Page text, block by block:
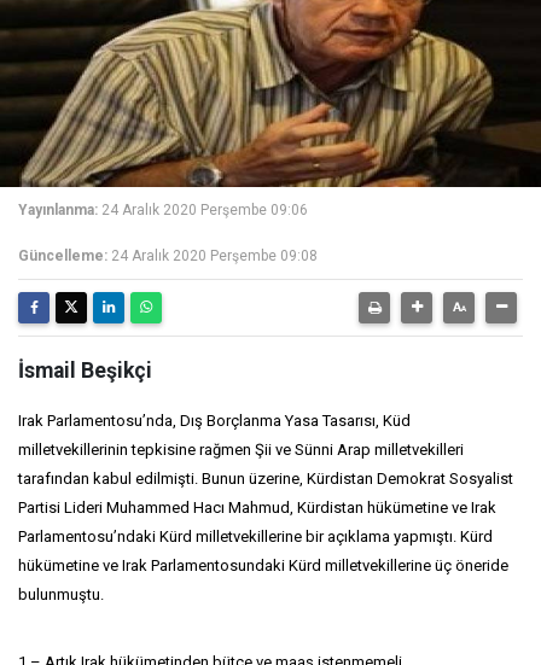
Yayınlanma: 24 Aralık 2020 Perşembe 09:06
Güncelleme: 24 Aralık 2020 Perşembe 09:08
İsmail Beşikçi
Irak Parlamentosu’nda, Dış Borçlanma Yasa Tasarısı, Küd
milletvekillerinin tepkisine rağmen Şii ve Sünni Arap milletvekilleri
tarafından kabul edilmişti. Bunun üzerine, Kürdistan Demokrat Sosyalist
Partisi Lideri Muhammed Hacı Mahmud, Kürdistan hükümetine ve Irak
Parlamentosu’ndaki Kürd milletvekillerine bir açıklama yapmıştı. Kürd
hükümetine ve Irak Parlamentosundaki Kürd milletvekillerine üç öneride
bulunmuştu.